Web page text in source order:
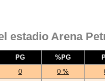
estadio Arena
PG %PG
0 0 %